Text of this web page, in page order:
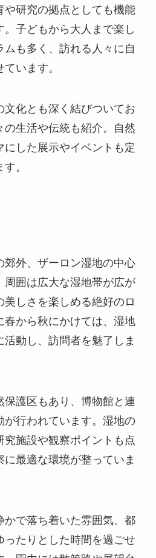
や研究の拠点としても機能
。子どもから大人まで楽し
も多く、訪れる人々に自
います。
文化とも深く結びついてお
の生活や伝統も紹介。自然
にした展示やイベントも定
。
郊外、ザーロン湿地の中心
周囲は広大な湿地帯が広が
美しさを楽しめる絶好のロ
春から秋にかけては、湿地
動し、訪問者を魅了しま
保護区もあり、博物館と連
が行われています。湿地の
施設や観察ポイントも点
最適な環境が整っていま
かで落ち着いた雰囲気。都
ったりとした時間を過ごせ